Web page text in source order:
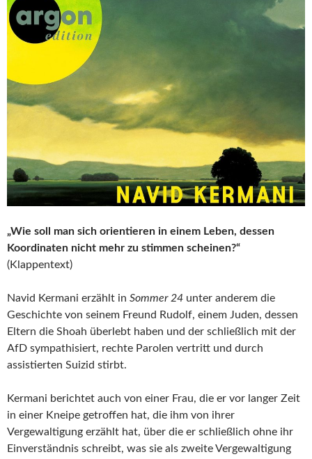
„Wie soll man sich orientieren in einem Leben, dessen
Koordinaten nicht mehr zu stimmen scheinen?“
(Klappentext)
Navid Kermani erzählt in Sommer 24 unter anderem die
Geschichte von seinem Freund Rudolf, einem Juden, dessen
Eltern die Shoah überlebt haben und der schließlich mit der
AfD sympathisiert, rechte Parolen vertritt und durch
assistierten Suizid stirbt.
Kermani berichtet auch von einer Frau, die er vor langer Zeit
in einer Kneipe getroffen hat, die ihm von ihrer
Vergewaltigung erzählt hat, über die er schließlich ohne ihr
Einverständnis schreibt, was sie als zweite Vergewaltigung